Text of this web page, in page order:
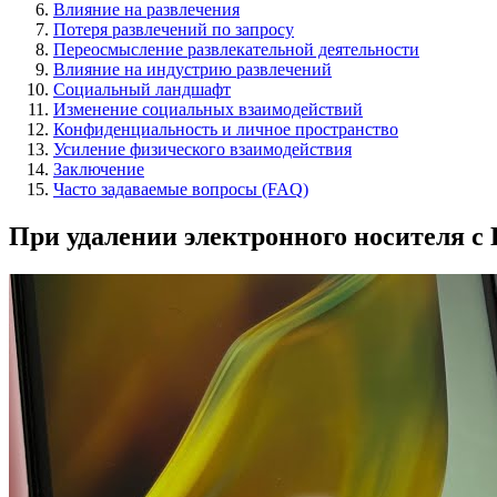
Влияние на развлечения
Потеря развлечений по запросу
Переосмысление развлекательной деятельности
Влияние на индустрию развлечений
Социальный ландшафт
Изменение социальных взаимодействий
Конфиденциальность и личное пространство
Усиление физического взаимодействия
Заключение
Часто задаваемые вопросы (FAQ)
При удалении электронного носителя с